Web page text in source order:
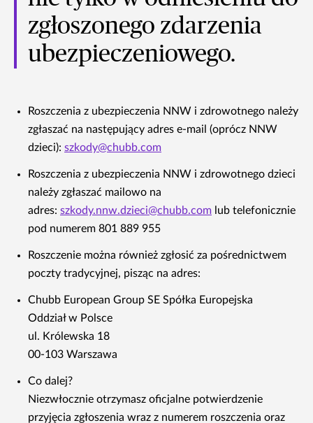
zgłoszonego zdarzenia
ubezpieczeniowego.
Roszczenia z ubezpieczenia NNW i zdrowotnego należy
zgłaszać na następujący adres e‑mail (oprócz NNW
dzieci): szkody@chubb.com
Roszczenia z ubezpieczenia NNW i zdrowotnego dzieci
należy zgłaszać mailowo na
adres: szkody.nnw.dzieci@chubb.com lub telefonicznie
pod numerem 801 889 955
Roszczenie można również zgłosić za pośrednictwem
poczty tradycyjnej, pisząc na adres:
Chubb European Group SE Spółka Europejska
Oddział w Polsce
ul. Królewska 18
00-103 Warszawa
Co dalej?
Niezwłocznie otrzymasz oficjalne potwierdzenie
przyjęcia zgłoszenia wraz z numerem roszczenia oraz